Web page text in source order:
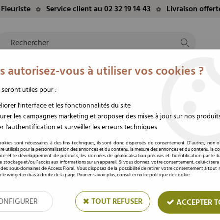
Service client au 02 32 19 14 43 Livraison
EVÈNEMENTS
DU MOMENT
FLEURS/PLANTES DEUIL
x 500m Blanc
Bolduc Satiné 7mm
Soyez le premier à donner votre
Prix : Connectez-
Réf. :00513.051.00.88
Permet de donner une touche
autorisez-vous à utiliser vos cookies ?
seront utiles pour :
l'interface et les fonctionnalités du site
les campagnes marketing et proposer des mises à jour sur nos
l'authentification et surveiller les erreurs techniques
sont nécessaires à des fins techniques, ils sont donc dispensés de consentement. D'autres, non
utilisés pour la personnalisation des annonces et du contenu, la mesure des annonces et du contenu, la
et le développement de produits, les données de géolocalisation précises et l'identification par le
stockage et/ou l'accès aux informations sur un appareil. Si vous donnez votre consentement, celui-ci
des sous-domaines de Access Floral. Vous disposez de la possibilité de retirer votre consentement à tout
le widget en bas à droite de la page. Pour en savoir plus, consulter notre politique de cookie.
TOUT REFUSER ACCEPTER